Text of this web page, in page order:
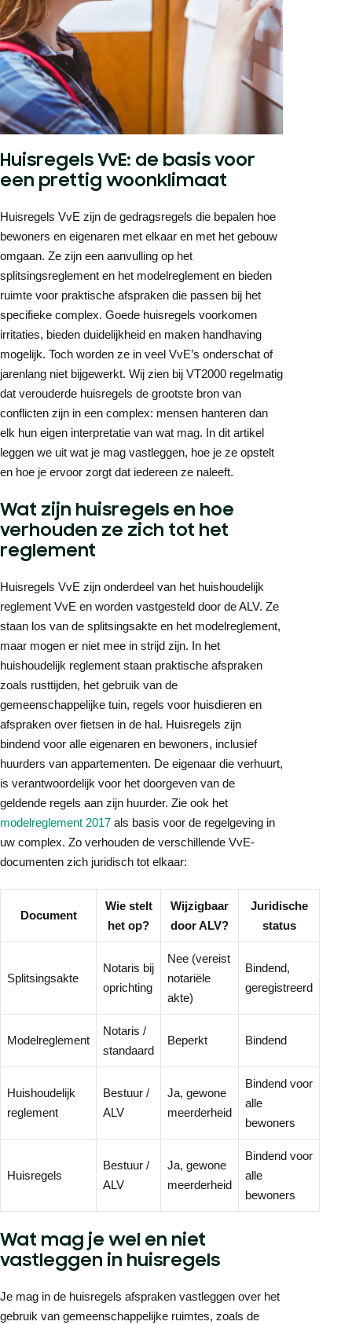
Huisregels VvE: de basis voor
een prettig woonklimaat
Huisregels VvE zijn de gedragsregels die bepalen hoe
bewoners en eigenaren met elkaar en met het gebouw
omgaan. Ze zijn een aanvulling op het
splitsingsreglement en het modelreglement en bieden
ruimte voor praktische afspraken die passen bij het
specifieke complex. Goede huisregels voorkomen
irritaties, bieden duidelijkheid en maken handhaving
mogelijk. Toch worden ze in veel VvE’s onderschat of
jarenlang niet bijgewerkt. Wij zien bij VT2000 regelmatig
dat verouderde huisregels de grootste bron van
conflicten zijn in een complex: mensen hanteren dan
elk hun eigen interpretatie van wat mag. In dit artikel
leggen we uit wat je mag vastleggen, hoe je ze opstelt
en hoe je ervoor zorgt dat iedereen ze naleeft.
Wat zijn huisregels en hoe
verhouden ze zich tot het
reglement
Huisregels VvE zijn onderdeel van het huishoudelijk
reglement VvE en worden vastgesteld door de ALV. Ze
staan los van de splitsingsakte en het modelreglement,
maar mogen er niet mee in strijd zijn. In het
huishoudelijk reglement staan praktische afspraken
zoals rusttijden, het gebruik van de
gemeenschappelijke tuin, regels voor huisdieren en
afspraken over fietsen in de hal. Huisregels zijn
bindend voor alle eigenaren en bewoners, inclusief
huurders van appartementen. De eigenaar die verhuurt,
is verantwoordelijk voor het doorgeven van de
geldende regels aan zijn huurder. Zie ook het
modelreglement 2017 als basis voor de regelgeving in
uw complex. Zo verhouden de verschillende VvE-
documenten zich juridisch tot elkaar:
Document
Wie stelt
het op?
Wijzigbaar
door ALV?
Juridische
status
Splitsingsakte
Notaris bij
oprichting
Nee (vereist
notariële
akte)
Bindend,
geregistreerd
Modelreglement
Notaris /
standaard
Beperkt Bindend
Huishoudelijk
reglement
Bestuur /
ALV
Ja, gewone
meerderheid
Bindend voor
alle
bewoners
Huisregels
Bestuur /
ALV
Ja, gewone
meerderheid
Bindend voor
alle
bewoners
Wat mag je wel en niet
vastleggen in huisregels
Je mag in de huisregels afspraken vastleggen over het
gebruik van gemeenschappelijke ruimtes, zoals de